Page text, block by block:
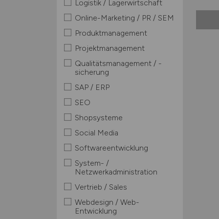
Logistik / Lagerwirtschaft
Online-Marketing / PR / SEM
Produktmanagement
Projektmanagement
Qualitätsmanagement / -
sicherung
SAP / ERP
SEO
Shopsysteme
Social Media
Softwareentwicklung
System- /
Netzwerkadministration
Vertrieb / Sales
Webdesign / Web-
Entwicklung